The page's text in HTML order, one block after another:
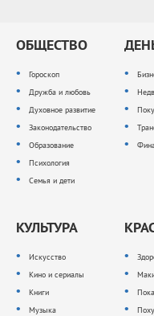
ОБЩЕСТВО
Гороскоп
Дружба и любовь
Духовное развитие
Законодательство
Образование
Психология
Семья и дети
КУЛЬТУРА
Искусство
Кино и сериалы
Книги
Музыка